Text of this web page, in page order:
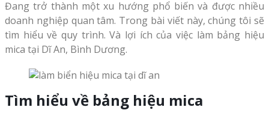
Đang trở thành một xu hướng phổ biến và được nhiều
doanh nghiệp quan tâm. Trong bài viết này, chúng tôi sẽ
tìm hiểu về quy trình. Và lợi ích của việc làm bảng hiệu
mica tại Dĩ An, Bình Dương.
Tìm hiểu về bảng hiệu mica